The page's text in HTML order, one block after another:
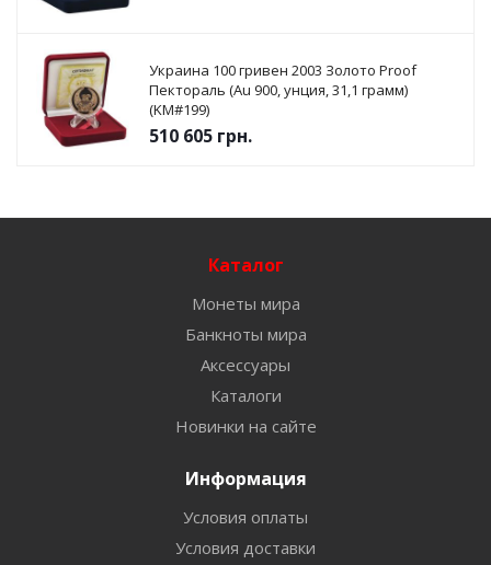
Украина 100 гривен 2003 Золото Proof
Пектораль (Au 900, унция, 31,1 грамм)
(KM#199)
510 605 грн.
Каталог
Монеты мира
Банкноты мира
Аксессуары
Каталоги
Новинки на сайте
Информация
Условия оплаты
Условия доставки